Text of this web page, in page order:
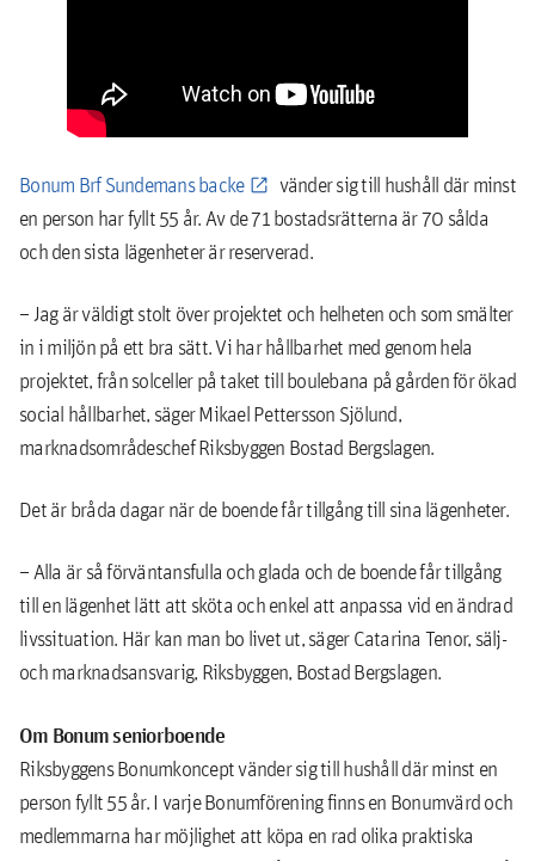
Bonum Brf Sundemans backe
vänder sig till hushåll där minst
en person har fyllt 55 år. Av de 71 bostadsrätterna är 70 sålda
och den sista lägenheter är reserverad.
– Jag är väldigt stolt över projektet och helheten och som smälter
in i miljön på ett bra sätt. Vi har hållbarhet med genom hela
projektet, från solceller på taket till boulebana på gården för ökad
social hållbarhet, säger Mikael Pettersson Sjölund,
marknadsområdeschef Riksbyggen Bostad Bergslagen.
Det är bråda dagar när de boende får tillgång till sina lägenheter.
– Alla är så förväntansfulla och glada och de boende får tillgång
till en lägenhet lätt att sköta och enkel att anpassa vid en ändrad
livssituation. Här kan man bo livet ut, säger Catarina Tenor, sälj-
och marknadsansvarig, Riksbyggen, Bostad Bergslagen.
Om Bonum seniorboende
Riksbyggens Bonumkoncept vänder sig till hushåll där minst en
person fyllt 55 år. I varje Bonumförening finns en Bonumvärd och
medlemmarna har möjlighet att köpa en rad olika praktiska